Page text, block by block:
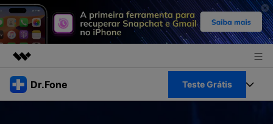
Produtos em destaque
Dr.Fone Teste Grátis